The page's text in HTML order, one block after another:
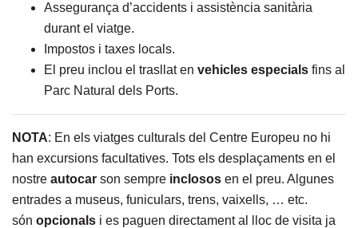
Assegurança d’accidents i assistència sanitària
durant el viatge.
Impostos i taxes locals.
El preu inclou el trasllat en vehicles especials fins al
Parc Natural dels Ports.
NOTA: En els viatges culturals del Centre Europeu no hi
han excursions facultatives. Tots els desplaçaments en el
nostre autocar son sempre inclosos en el preu. Algunes
entrades a museus, funiculars, trens, vaixells, … etc.
són opcionals i es paguen directament al lloc de visita ja